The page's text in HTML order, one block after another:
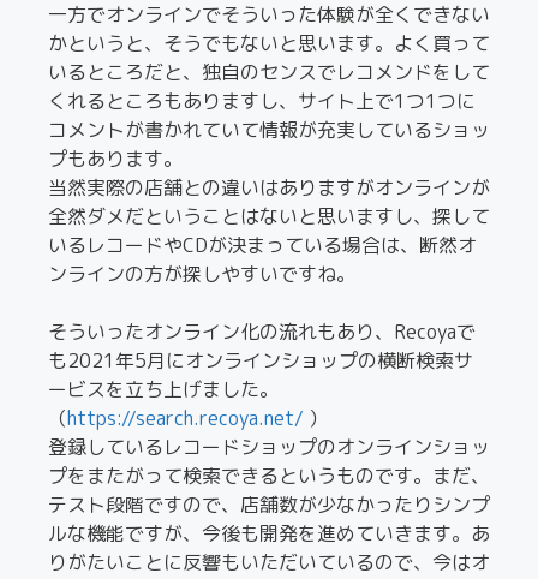
一方でオンラインでそういった体験が全くできない
かというと、そうでもないと思います。よく買って
いるところだと、独自のセンスでレコメンドをして
くれるところもありますし、サイト上で1つ1つに
コメントが書かれていて情報が充実しているショッ
プもあります。
当然実際の店舗との違いはありますがオンラインが
全然ダメだということはないと思いますし、探して
いるレコードやCDが決まっている場合は、断然オ
ンラインの方が探しやすいですね。
そういったオンライン化の流れもあり、Recoyaで
も2021年5月にオンラインショップの横断検索サ
ービスを立ち上げました。
（https://search.recoya.net/ ）
登録しているレコードショップのオンラインショッ
プをまたがって検索できるというものです。まだ、
テスト段階ですので、店舗数が少なかったりシンプ
ルな機能ですが、今後も開発を進めていきます。あ
りがたいことに反響もいただいているので、今はオ